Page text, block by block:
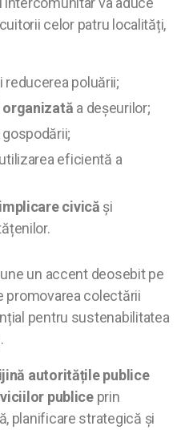
celor patru localități,
reducerea poluării;
a deșeurilor;
eficientă a
implicare civică și
un accent deosebit pe
promovarea colectării
pentru sustenabilitatea
autoritățile publice
publice prin
planificare strategică și